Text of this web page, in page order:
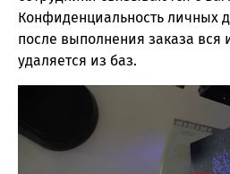
Конфиденциальность личных
после выполнения заказа
удаляется из баз.